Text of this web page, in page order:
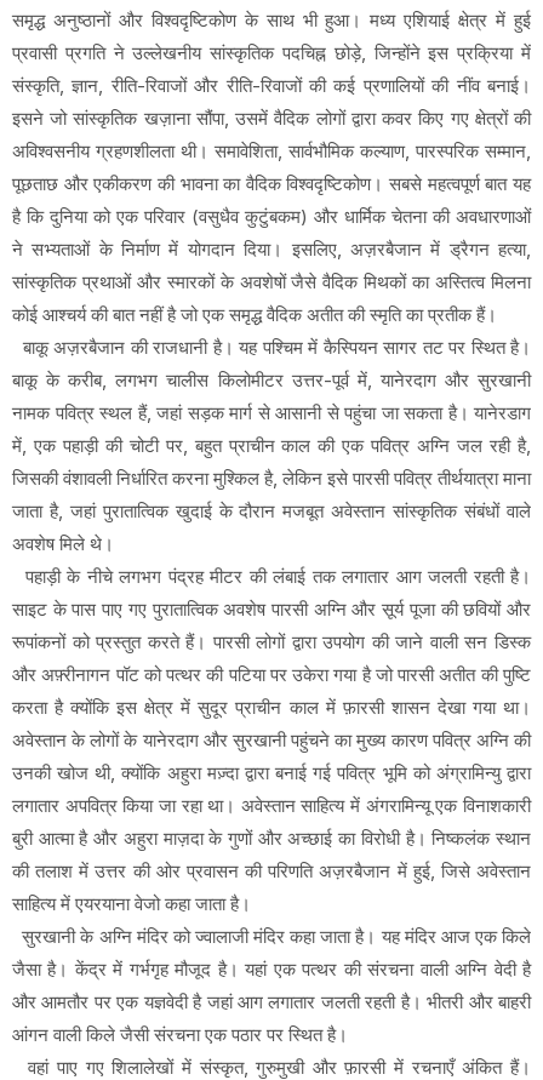
समृद्ध अनुष्ठानों और विश्वदृष्टिकोण के साथ भी हुआ। मध्य एशियाई क्षेत्र में हुई
प्रवासी प्रगति ने उल्लेखनीय सांस्कृतिक पदचिह्न छोड़े, जिन्होंने इस प्रक्रिया में
संस्कृति, ज्ञान, रीति-रिवाजों और रीति-रिवाजों की कई प्रणालियों की नींव बनाई।
इसने जो सांस्कृतिक खज़ाना सौंपा, उसमें वैदिक लोगों द्वारा कवर किए गए क्षेत्रों की
अविश्वसनीय ग्रहणशीलता थी। समावेशिता, सार्वभौमिक कल्याण, पारस्परिक सम्मान,
पूछताछ और एकीकरण की भावना का वैदिक विश्वदृष्टिकोण। सबसे महत्वपूर्ण बात यह
है कि दुनिया को एक परिवार (वसुधैव कुटुंबकम) और धार्मिक चेतना की अवधारणाओं
ने सभ्यताओं के निर्माण में योगदान दिया। इसलिए, अज़रबैजान में ड्रैगन हत्या,
सांस्कृतिक प्रथाओं और स्मारकों के अवशेषों जैसे वैदिक मिथकों का अस्तित्व मिलना
कोई आश्चर्य की बात नहीं है जो एक समृद्ध वैदिक अतीत की स्मृति का प्रतीक हैं।
बाकू अज़रबैजान की राजधानी है। यह पश्चिम में कैस्पियन सागर तट पर स्थित है।
बाकू के करीब, लगभग चालीस किलोमीटर उत्तर-पूर्व में, यानेरदाग और सुरखानी
नामक पवित्र स्थल हैं, जहां सड़क मार्ग से आसानी से पहुंचा जा सकता है। यानेरडाग
में, एक पहाड़ी की चोटी पर, बहुत प्राचीन काल की एक पवित्र अग्नि जल रही है,
जिसकी वंशावली निर्धारित करना मुश्किल है, लेकिन इसे पारसी पवित्र तीर्थयात्रा माना
जाता है, जहां पुरातात्विक खुदाई के दौरान मजबूत अवेस्तान सांस्कृतिक संबंधों वाले
अवशेष मिले थे।
पहाड़ी के नीचे लगभग पंद्रह मीटर की लंबाई तक लगातार आग जलती रहती है।
साइट के पास पाए गए पुरातात्विक अवशेष पारसी अग्नि और सूर्य पूजा की छवियों और
रूपांकनों को प्रस्तुत करते हैं। पारसी लोगों द्वारा उपयोग की जाने वाली सन डिस्क
और अफ़्रीनागन पॉट को पत्थर की पटिया पर उकेरा गया है जो पारसी अतीत की पुष्टि
करता है क्योंकि इस क्षेत्र में सुदूर प्राचीन काल में फ़ारसी शासन देखा गया था।
अवेस्तान के लोगों के यानेरदाग और सुरखानी पहुंचने का मुख्य कारण पवित्र अग्नि की
उनकी खोज थी, क्योंकि अहुरा मज़्दा द्वारा बनाई गई पवित्र भूमि को अंग्रामिन्यु द्वारा
लगातार अपवित्र किया जा रहा था। अवेस्तान साहित्य में अंगरामिन्यू एक विनाशकारी
बुरी आत्मा है और अहुरा माज़दा के गुणों और अच्छाई का विरोधी है। निष्कलंक स्थान
की तलाश में उत्तर की ओर प्रवासन की परिणति अज़रबैजान में हुई, जिसे अवेस्तान
साहित्य में एयरयाना वेजो कहा जाता है।
सुरखानी के अग्नि मंदिर को ज्वालाजी मंदिर कहा जाता है। यह मंदिर आज एक किले
जैसा है। केंद्र में गर्भगृह मौजूद है। यहां एक पत्थर की संरचना वाली अग्नि वेदी है
और आमतौर पर एक यज्ञवेदी है जहां आग लगातार जलती रहती है। भीतरी और बाहरी
आंगन वाली किले जैसी संरचना एक पठार पर स्थित है।
वहां पाए गए शिलालेखों में संस्कृत, गुरुमुखी और फ़ारसी में रचनाएँ अंकित हैं।